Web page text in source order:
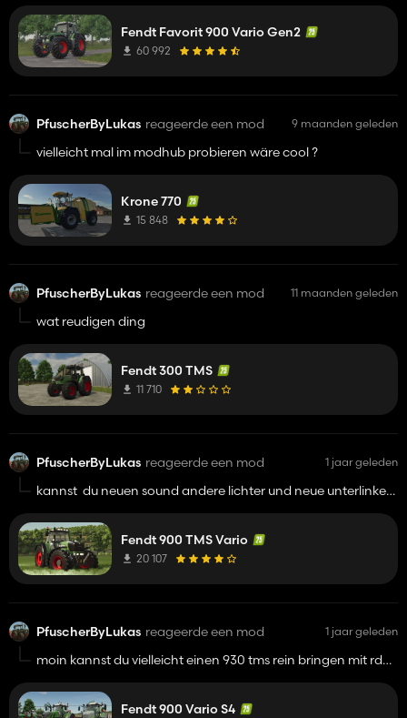
Fendt Favorit 900 Vario Gen2
60 992
PfuscherByLukas reageerde een mod 9 maanden geleden
vielleicht mal im modhub probieren wäre cool ?
Krone 770
15 848
PfuscherByLukas reageerde een mod 11 maanden geleden
wat reudigen ding
Fendt 300 TMS
11 710
PfuscherByLukas reageerde een mod 1 jaar geleden
kannst du neuen sound andere lichter und neue unterlinker
vorne wie bei ssschnibbel rda vierlleicht etc
Fendt 900 TMS Vario
20 107
PfuscherByLukas reageerde een mod 1 jaar geleden
moin kannst du vielleicht einen 930 tms rein bringen mit rda
Fendt 900 Vario S4